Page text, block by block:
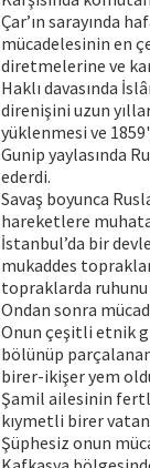
Çar’ın sarayında
mücadelesinin en
diretmelerine ve
Haklı davasında
direnişini uzun
yüklenmesi ve
Gunip yaylasında
ederdi.
Savaş boyunca
hareketlere
İstanbul’da bir
mukaddes
topraklarda
Ondan sonra
Onun çeşitli etnik
bölünüp
birer-ikişer yem
Şamil ailesinin
kıymetli birer
Şüphesiz onun